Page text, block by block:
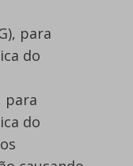
para
do
para
do